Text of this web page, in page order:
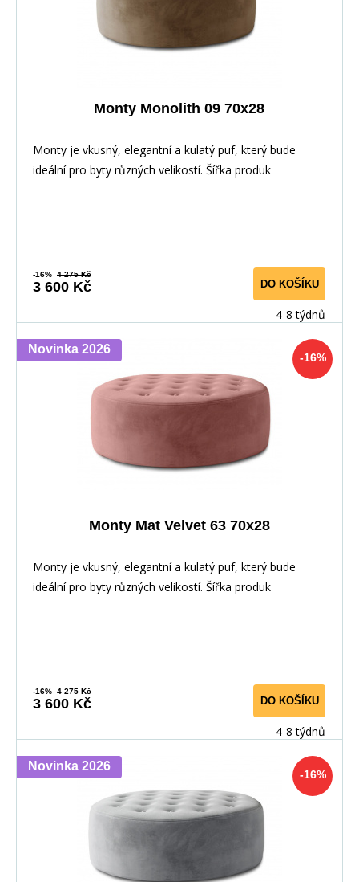
Monty Monolith 09 70x28
Monty je vkusný, elegantní a kulatý puf, který bude
ideální pro byty různých velikostí. Šířka produk
-16% 4 275 Kč
3 600 Kč DO KOŠÍKU
4-8 týdnů
-16%
Novinka 2026
Monty Mat Velvet 63 70x28
Monty je vkusný, elegantní a kulatý puf, který bude
ideální pro byty různých velikostí. Šířka produk
-16% 4 275 Kč
3 600 Kč DO KOŠÍKU
4-8 týdnů
-16%
Novinka 2026